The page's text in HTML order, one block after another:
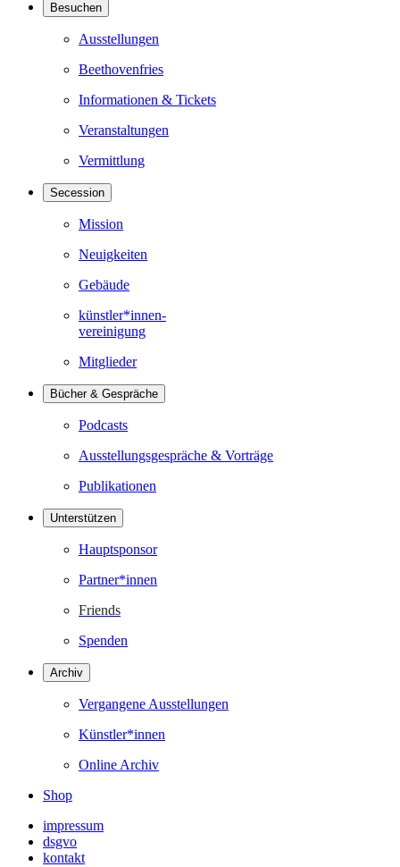
Besuchen
Ausstellungen
Beethovenfries
Informationen & Tickets
Veranstaltungen
Vermittlung
Secession
Mission
Neuigkeiten
Gebäude
künstler*innen-
vereinigung
Mitglieder
Bücher & Gespräche
Podcasts
Ausstellungsgespräche & Vorträge
Publikationen
Unterstützen
Hauptsponsor
Partner*innen
Friends
Spenden
Archiv
Vergangene Ausstellungen
Künstler*innen
Online Archiv
Shop
impressum
dsgvo
kontakt